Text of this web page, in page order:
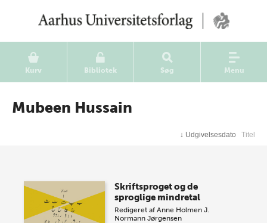
Kurv Bibliotek Søg Menu
Mubeen Hussain
↓ Udgivelsesdato Titel
Skriftsproget og de
sproglige mindretal
Redigeret afAnne Holmen J.
Normann Jørgensen